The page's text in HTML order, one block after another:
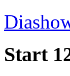
Start